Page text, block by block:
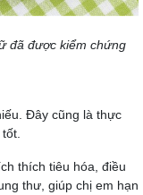
đã được kiểm chứng
Đây cũng là thực
thích tiêu hóa, điều
thư, giúp chị em hạn